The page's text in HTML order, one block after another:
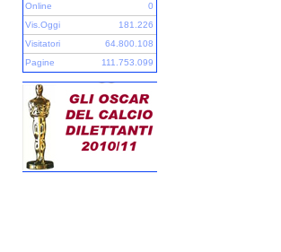
Online
0
Vis.Oggi
181.226
Visitatori
64.800.108
Pagine
111.753.099